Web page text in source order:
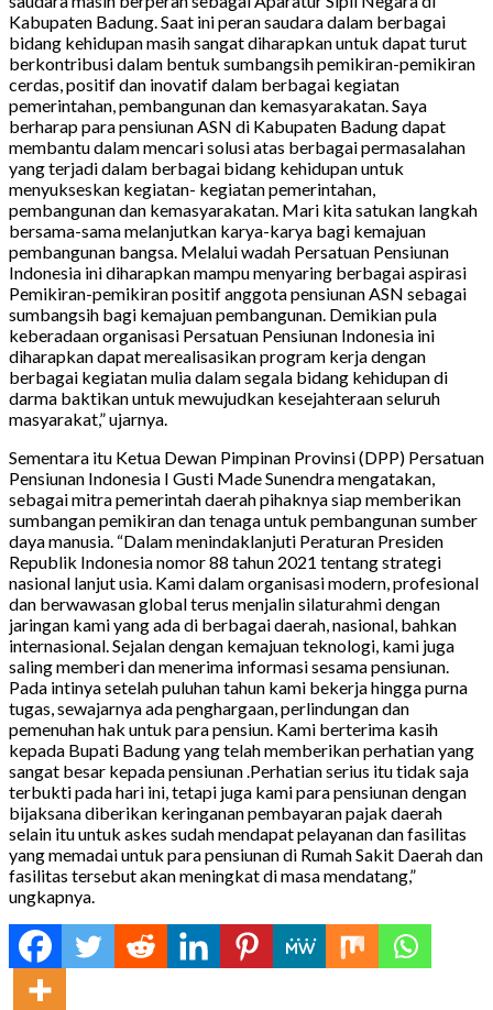
Kabupaten Badung. Saat ini peran saudara dalam berbagai
bidang kehidupan masih sangat diharapkan untuk dapat turut
berkontribusi dalam bentuk sumbangsih pemikiran-pemikiran
cerdas, positif dan inovatif dalam berbagai kegiatan
pemerintahan, pembangunan dan kemasyarakatan. Saya
berharap para pensiunan ASN di Kabupaten Badung dapat
membantu dalam mencari solusi atas berbagai permasalahan
yang terjadi dalam berbagai bidang kehidupan untuk
menyukseskan kegiatan- kegiatan pemerintahan,
pembangunan dan kemasyarakatan. Mari kita satukan langkah
bersama-sama melanjutkan karya-karya bagi kemajuan
pembangunan bangsa. Melalui wadah Persatuan Pensiunan
Indonesia ini diharapkan mampu menyaring berbagai aspirasi
Pemikiran-pemikiran positif anggota pensiunan ASN sebagai
sumbangsih bagi kemajuan pembangunan. Demikian pula
keberadaan organisasi Persatuan Pensiunan Indonesia ini
diharapkan dapat merealisasikan program kerja dengan
berbagai kegiatan mulia dalam segala bidang kehidupan di
darma baktikan untuk mewujudkan kesejahteraan seluruh
masyarakat,” ujarnya.
Sementara itu Ketua Dewan Pimpinan Provinsi (DPP) Persatuan
Pensiunan Indonesia I Gusti Made Sunendra mengatakan,
sebagai mitra pemerintah daerah pihaknya siap memberikan
sumbangan pemikiran dan tenaga untuk pembangunan sumber
daya manusia. “Dalam menindaklanjuti Peraturan Presiden
Republik Indonesia nomor 88 tahun 2021 tentang strategi
nasional lanjut usia. Kami dalam organisasi modern, profesional
dan berwawasan global terus menjalin silaturahmi dengan
jaringan kami yang ada di berbagai daerah, nasional, bahkan
internasional. Sejalan dengan kemajuan teknologi, kami juga
saling memberi dan menerima informasi sesama pensiunan.
Pada intinya setelah puluhan tahun kami bekerja hingga purna
tugas, sewajarnya ada penghargaan, perlindungan dan
pemenuhan hak untuk para pensiun. Kami berterima kasih
kepada Bupati Badung yang telah memberikan perhatian yang
sangat besar kepada pensiunan .Perhatian serius itu tidak saja
terbukti pada hari ini, tetapi juga kami para pensiunan dengan
bijaksana diberikan keringanan pembayaran pajak daerah
selain itu untuk askes sudah mendapat pelayanan dan fasilitas
yang memadai untuk para pensiunan di Rumah Sakit Daerah dan
fasilitas tersebut akan meningkat di masa mendatang,”
ungkapnya.